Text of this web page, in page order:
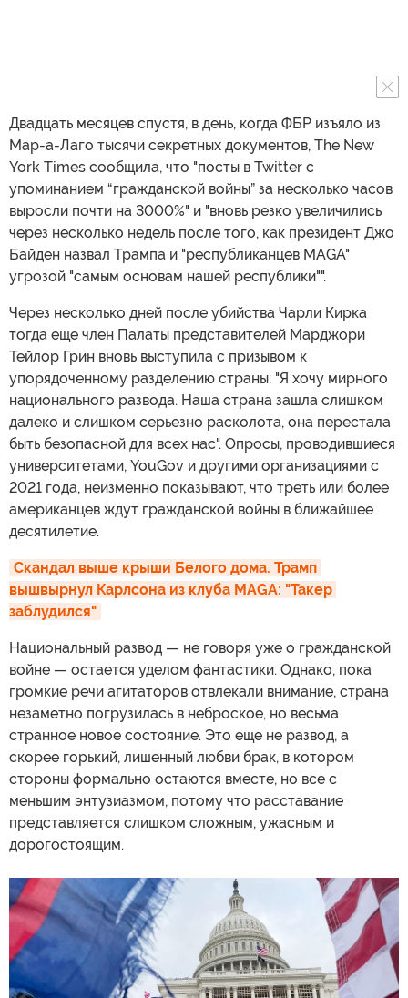
Двадцать месяцев спустя, в день, когда ФБР изъяло из
Мар-а-Лаго тысячи секретных документов, The New
York Times сообщила, что "посты в Twitter с
упоминанием “гражданской войны” за несколько часов
выросли почти на 3000%" и "вновь резко увеличились
через несколько недель после того, как президент Джо
Байден назвал Трампа и "республиканцев MAGA"
угрозой "самым основам нашей республики"".
Через несколько дней после убийства Чарли Кирка
тогда еще член Палаты представителей Марджори
Тейлор Грин вновь выступила с призывом к
упорядоченному разделению страны: "Я хочу мирного
национального развода. Наша страна зашла слишком
далеко и слишком серьезно расколота, она перестала
быть безопасной для всех нас". Опросы, проводившиеся
университетами, YouGov и другими организациями с
2021 года, неизменно показывают, что треть или более
американцев ждут гражданской войны в ближайшее
десятилетие.
Скандал выше крыши Белого дома. Трамп
вышвырнул Карлсона из клуба MAGA: "Такер
заблудился"
Национальный развод — не говоря уже о гражданской
войне — остается уделом фантастики. Однако, пока
громкие речи агитаторов отвлекали внимание, страна
незаметно погрузилась в неброское, но весьма
странное новое состояние. Это еще не развод, а
скорее горький, лишенный любви брак, в котором
стороны формально остаются вместе, но все с
меньшим энтузиазмом, потому что расставание
представляется слишком сложным, ужасным и
дорогостоящим.